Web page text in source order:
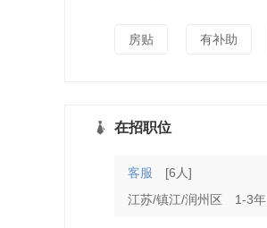
房贴 有补助
在招职位
客服 [6人]
江苏/镇江/润州区
1-3年